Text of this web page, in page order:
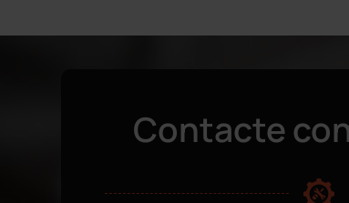
Contacte